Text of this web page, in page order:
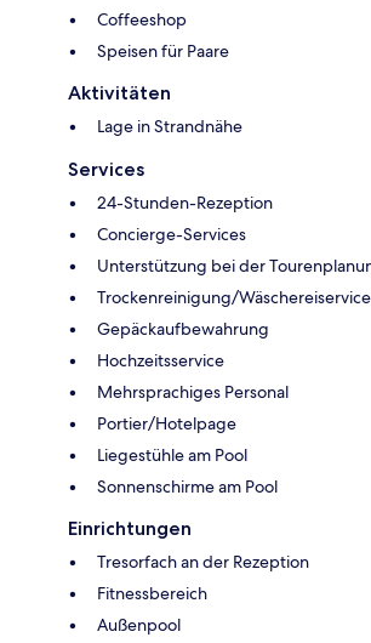
Coffeeshop
Speisen für Paare
Aktivitäten
Lage in Strandnähe
Services
24-Stunden-Rezeption
Concierge-Services
Unterstützung bei der
Trockenreinigung/Wäschereiservice
Gepäckaufbewahrung
Hochzeitsservice
Mehrsprachiges Personal
Portier/Hotelpage
Liegestühle am Pool
Sonnenschirme am Pool
Einrichtungen
Tresorfach an der Rezeption
Fitnessbereich
Außenpool